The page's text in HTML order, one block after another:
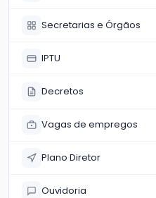
Secretarias e Órgãos
IPTU
Decretos
Vagas de empregos
Plano Diretor
Ouvidoria